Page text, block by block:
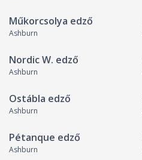
Műkorcsolya edző
Ashburn
Nordic W. edző
Ashburn
Ostábla edző
Ashburn
Pétanque edző
Ashburn